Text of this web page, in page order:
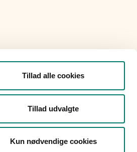
Tillad alle cookies
Tillad udvalgte
Kun nødvendige cookies